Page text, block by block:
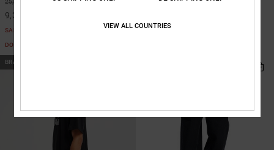
25,00 €
9,37 €
SALE
DOPPELTER RABATT EXTRA 25 %
BRANDNEU
VIEW ALL COUNTRIES